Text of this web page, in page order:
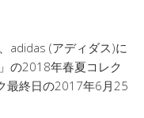
adidas (アディダス)に
の2018年春夏コレク
最終日の2017年6月25